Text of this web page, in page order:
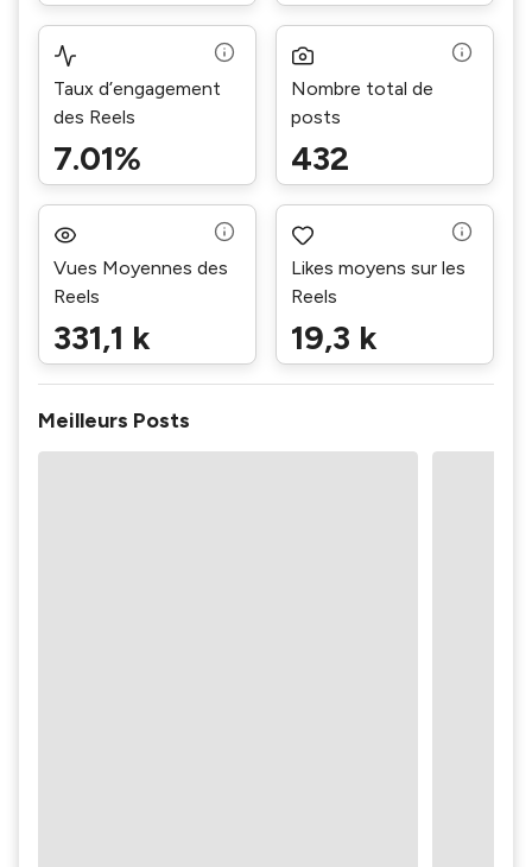
Taux d’engagement
des Reels
7.01%
Nombre total de
posts
432
Vues Moyennes des
Reels
331,1 k
Likes moyens sur les
Reels
19,3 k
Meilleurs Posts